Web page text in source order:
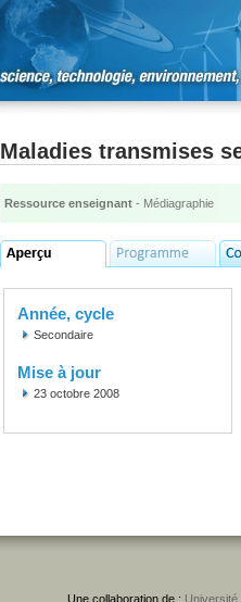
Maladies transmises
Ressource enseignant - Médiagraphie
Année, cycle
Secondaire
Mise à jour
23 octobre 2008
Une collaboration de : Université